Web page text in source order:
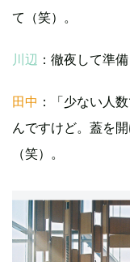
て（笑）。
川辺 ：徹夜して準
田中 ：「少ない人
んですけど。蓋を
（笑）。